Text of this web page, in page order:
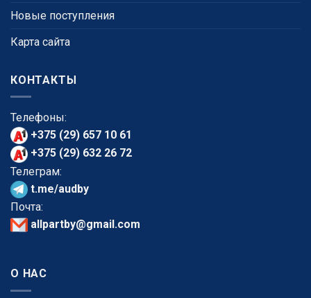
Новые поступления
Карта сайта
КОНТАКТЫ
Телефоны:
+375 (29) 657 10 61
+375 (29) 632 26 72
Телеграм:
t.me/audby
Почта:
allpartby@gmail.com
О НАС